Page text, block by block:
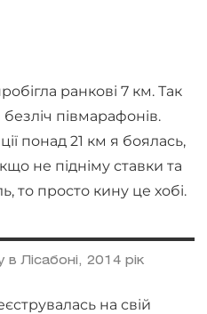
ранкові 7 км. Так
півмарафонів.
понад 21 км я боялась,
не підніму ставки та
то просто кину це хобі.
Лісабоні, 2014 рік
на свій